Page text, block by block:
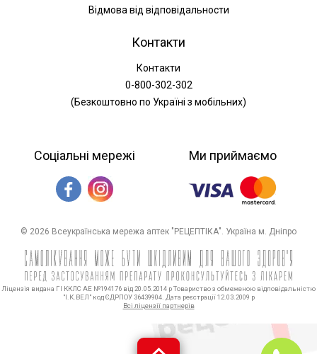
Відмова від відповідальности
Контакти
Контакти
0-800-302-302
(Безкоштовно по Україні з мобільних)
Соціальні мережі Ми приймаємо
© 2026 Всеукраїнська мережа аптек "РЕЦЕПТІКА". Україна м. Дніпро
Ліцензія видана ГІ ККЛС АЕ №194176 від 20.05.2014 р Товариство з обмеженою відповідальністю
"І.К.ВЕЛ" код ЄДРПОУ 36439904. Дата реєстрації 12.03.2009 р
Всі ліцензії партнерів